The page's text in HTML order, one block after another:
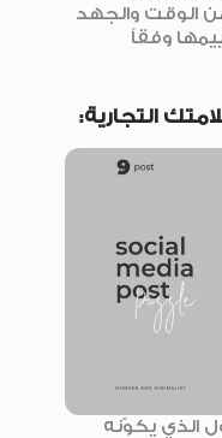
الوقت والجهد
وفقاً
الذي يكوّنه